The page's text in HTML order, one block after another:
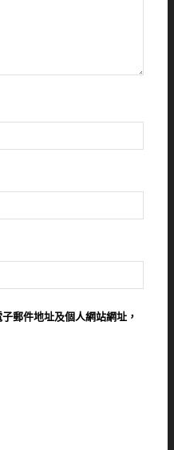
郵件地址及個人網站網址，